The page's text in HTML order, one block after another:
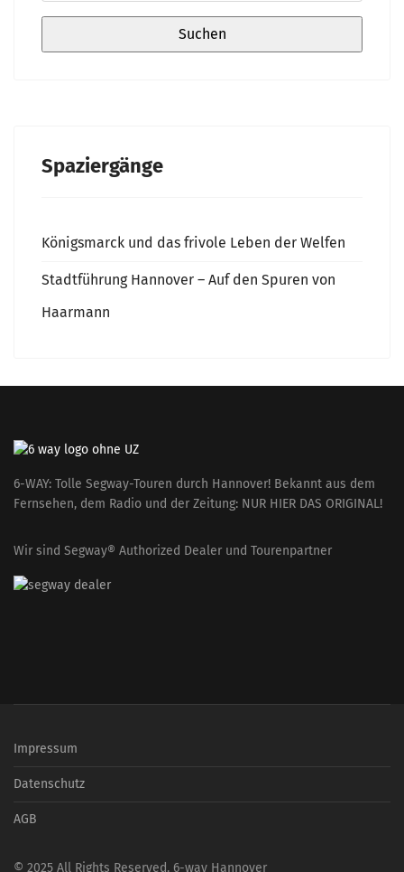
Spaziergänge
Königsmarck und das frivole Leben der Welfen
Stadtführung Hannover – Auf den Spuren von
Haarmann
6-WAY: Tolle Segway-Touren durch Hannover! Bekannt aus dem
Fernsehen, dem Radio und der Zeitung: NUR HIER DAS ORIGINAL!
Wir sind Segway® Authorized Dealer und Tourenpartner
Impressum
Datenschutz
AGB
© 2025 All Rights Reserved. 6-way Hannover